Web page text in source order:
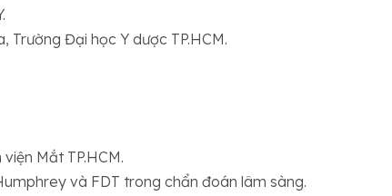
Trường Đại học Y dược TP.HCM.
Mắt TP.HCM.
và FDT trong chẩn đoán lâm sàng.